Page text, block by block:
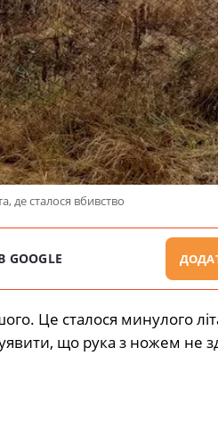
де сталося вбивство
Це сталося минулого
що рука з ножем не